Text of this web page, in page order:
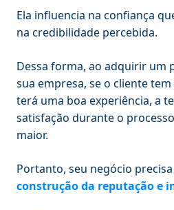
Ela influencia na confiança
na credibilidade percebida.
Dessa forma, ao adquirir um
sua empresa, se o cliente
terá uma boa experiência, a
satisfação durante o
maior.
Portanto, seu negócio
construção da reputação e